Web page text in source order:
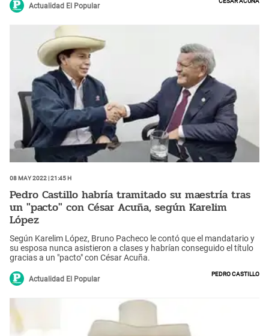
Actualidad El Popular
08 May 2022 | 21:45 h
Pedro Castillo habría tramitado su maestría tras
un "pacto" con César Acuña, según Karelim
López
Según Karelim López, Bruno Pacheco le contó que el mandatario y
su esposa nunca asistieron a clases y habrían conseguido el título
gracias a un "pacto" con César Acuña.
Actualidad El Popular
Pedro Castillo